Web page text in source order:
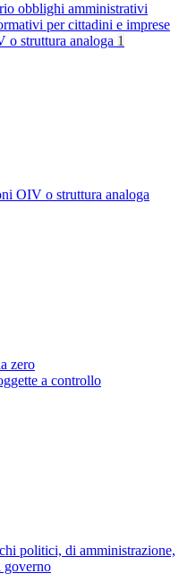
obblighi amministrativi
per cittadini e imprese
o struttura analoga 1
OIV o struttura analoga
zero
a controllo
politici, di amministrazione,
governo